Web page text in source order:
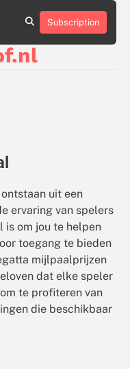
About
Contact
Cookie
Privacy
Sitemap
Terms
Conditions
Subscription
uit een
ervaring van spelers
is om jou te helpen
toegang te bieden
mijlpaalprijzen
dat elke speler
te profiteren van
die beschikbaar